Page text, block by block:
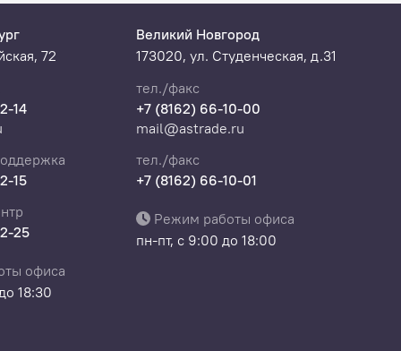
72
14
15
25
офиса
18:30
Великий Новгород
173020, ул. Студенческая, д.31
тел./факс
+7 (8162) 66-10-00
mail@astrade.ru
тел./факс
+7 (8162) 66-10-01
Режим работы офиса
пн-пт, с 9:00 до 18:00